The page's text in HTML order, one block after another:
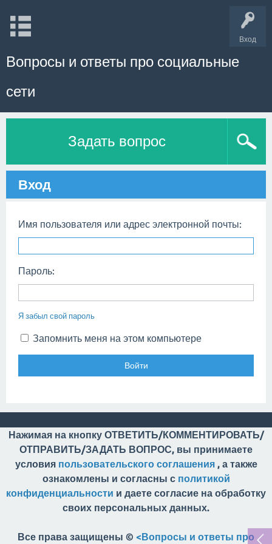
Вход
Вопросы и ответы про социальные
сети
Задать вопрос
Вход
Имя пользователя или адрес электронной почты:
Пароль:
Я забыл свой пароль
Запомнить меня на этом компьютере
Нажимая на кнопку ОТВЕТИТЬ/КОММЕНТИРОВАТЬ/
ОТПРАВИТЬ/ЗАДАТЬ ВОПРОС, вы принимаете
условия пользовательского соглашения, а также
ознакомлены и согласны с политикой
конфиденциальности и даете согласие на обработку
своих персональных данных.
Все права защищены © <Вопросы и ответы про